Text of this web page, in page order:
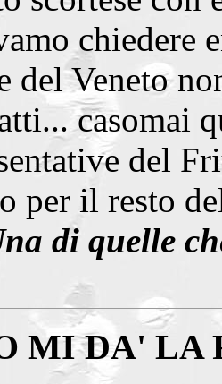
chiedere
del Veneto
casomai
del
per il resto
di quelle
MI DA' LA